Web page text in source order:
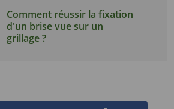
Comment réussir la fixation
d'un brise vue sur un
grillage ?